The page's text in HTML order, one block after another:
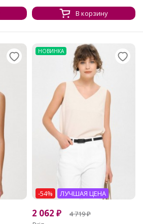
В корзину
НОВИНКА
-54% ЛУЧШАЯ ЦЕНА
2 062 ₽ 4 719₽